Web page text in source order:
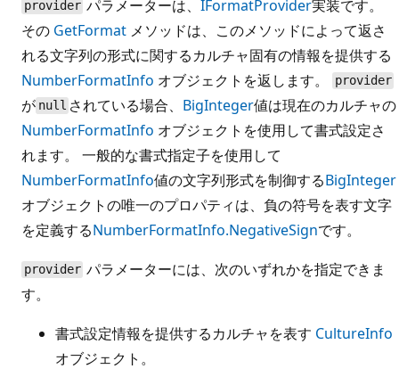
provider パラメーターは、IFormatProvider実装です。
その GetFormat メソッドは、このメソッドによって返さ
れる文字列の形式に関するカルチャ固有の情報を提供する
NumberFormatInfo オブジェクトを返します。 provider
が null されている場合、 BigInteger値は現在のカルチャの
NumberFormatInfo オブジェクトを使用して書式設定さ
れます。 一般的な書式指定子を使用して
NumberFormatInfo値の文字列形式を制御するBigInteger
オブジェクトの唯一のプロパティは、負の符号を表す文字
を定義するNumberFormatInfo.NegativeSignです。
provider パラメーターには、次のいずれかを指定できま
す。
書式設定情報を提供するカルチャを表す CultureInfo
オブジェクト。